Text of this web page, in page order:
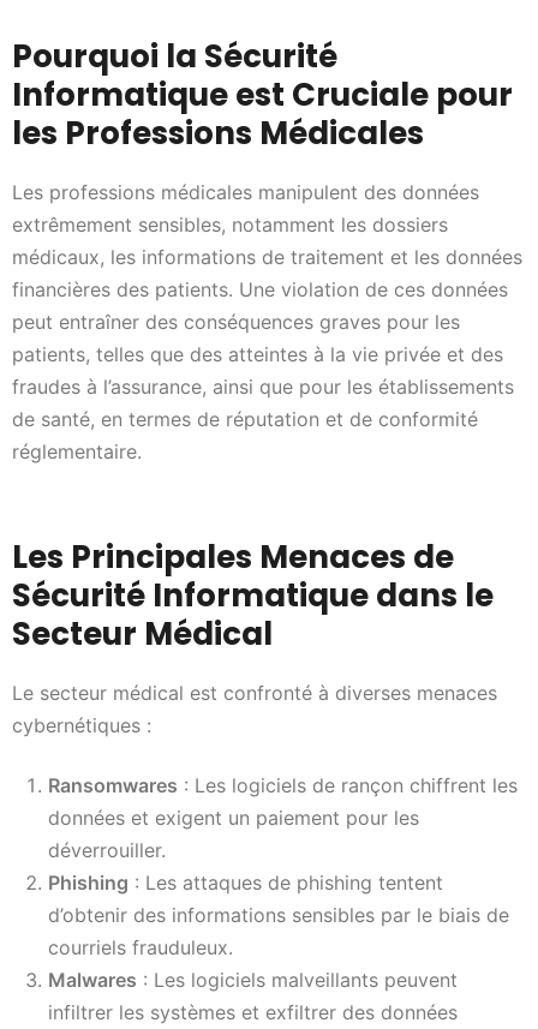
Pourquoi la Sécurité
Informatique est Cruciale pour
les Professions Médicales
Les professions médicales manipulent des données
extrêmement sensibles, notamment les dossiers
médicaux, les informations de traitement et les données
financières des patients. Une violation de ces données
peut entraîner des conséquences graves pour les
patients, telles que des atteintes à la vie privée et des
fraudes à l’assurance, ainsi que pour les établissements
de santé, en termes de réputation et de conformité
réglementaire.
Les Principales Menaces de
Sécurité Informatique dans le
Secteur Médical
Le secteur médical est confronté à diverses menaces
cybernétiques :
Ransomwares : Les logiciels de rançon chiffrent les
données et exigent un paiement pour les
déverrouiller.
Phishing : Les attaques de phishing tentent
d’obtenir des informations sensibles par le biais de
courriels frauduleux.
Malwares : Les logiciels malveillants peuvent
infiltrer les systèmes et exfiltrer des données